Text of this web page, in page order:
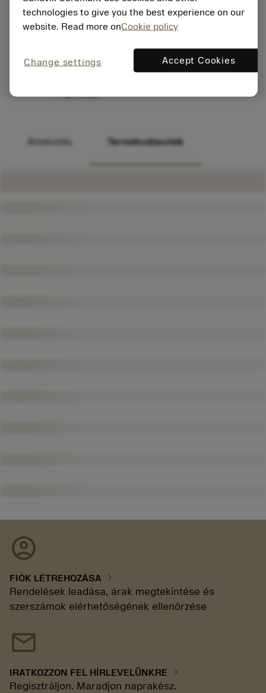
Áttekintés Termékválaszték
account_circle
FIÓK LÉTREHOZÁSA chevron_right
Rendelések leadása, árak megtekintése és
szerszámok elérhetőségének ellenőrzése
mail
IRATKOZZON FEL HÍRLEVELÜNKRE chevron_right
Regisztráljon. Maradjon naprakész.
technologies to give you the best experience on our
website. Read more onCookie policy
Change settings Accept Cookies